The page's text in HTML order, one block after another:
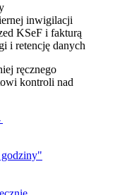
inwigilacji
KSeF i fakturą
i retencję danych
ręcznego
kontroli nad
godziny"